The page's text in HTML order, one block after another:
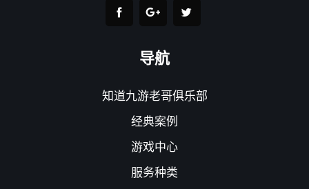
导航
知道九游老哥俱乐部
经典案例
游戏中心
服务种类